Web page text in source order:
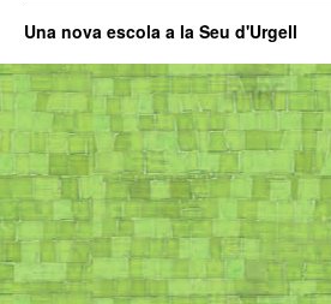
Una nova escola a la Seu d'Urgell